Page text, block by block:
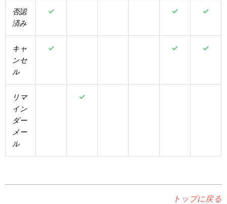
否認
済み
キャ
ンセ
ル
リマ
イン
ダー
メー
ル
トップに戻る